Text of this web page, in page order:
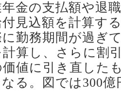
金の支払額や退
見込額を計算す
勤務期間が過ぎ
算し、さらに割
値に引き直した
る。図では300